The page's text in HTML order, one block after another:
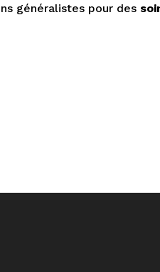
généralistes pour des